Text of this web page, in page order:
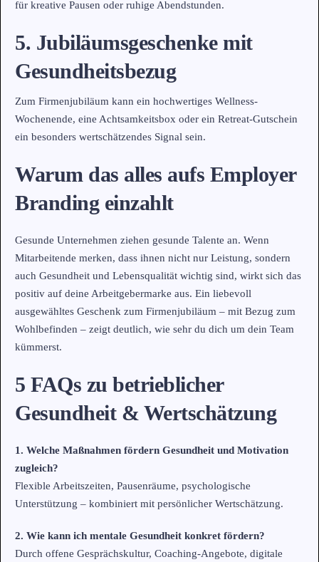
für kreative Pausen oder ruhige Abendstunden.
5. Jubiläumsgeschenke mit
Gesundheitsbezug
Zum Firmenjubiläum kann ein hochwertiges Wellness-
Wochenende, eine Achtsamkeitsbox oder ein Retreat-Gutschein
ein besonders wertschätzendes Signal sein.
Warum das alles aufs Employer
Branding einzahlt
Gesunde Unternehmen ziehen gesunde Talente an. Wenn
Mitarbeitende merken, dass ihnen nicht nur Leistung, sondern
auch Gesundheit und Lebensqualität wichtig sind, wirkt sich das
positiv auf deine Arbeitgebermarke aus. Ein liebevoll
ausgewähltes Geschenk zum Firmenjubiläum – mit Bezug zum
Wohlbefinden – zeigt deutlich, wie sehr du dich um dein Team
kümmerst.
5 FAQs zu betrieblicher
Gesundheit & Wertschätzung
1. Welche Maßnahmen fördern Gesundheit und Motivation
zugleich?
Flexible Arbeitszeiten, Pausenräume, psychologische
Unterstützung – kombiniert mit persönlicher Wertschätzung.
2. Wie kann ich mentale Gesundheit konkret fördern?
Durch offene Gesprächskultur, Coaching-Angebote, digitale